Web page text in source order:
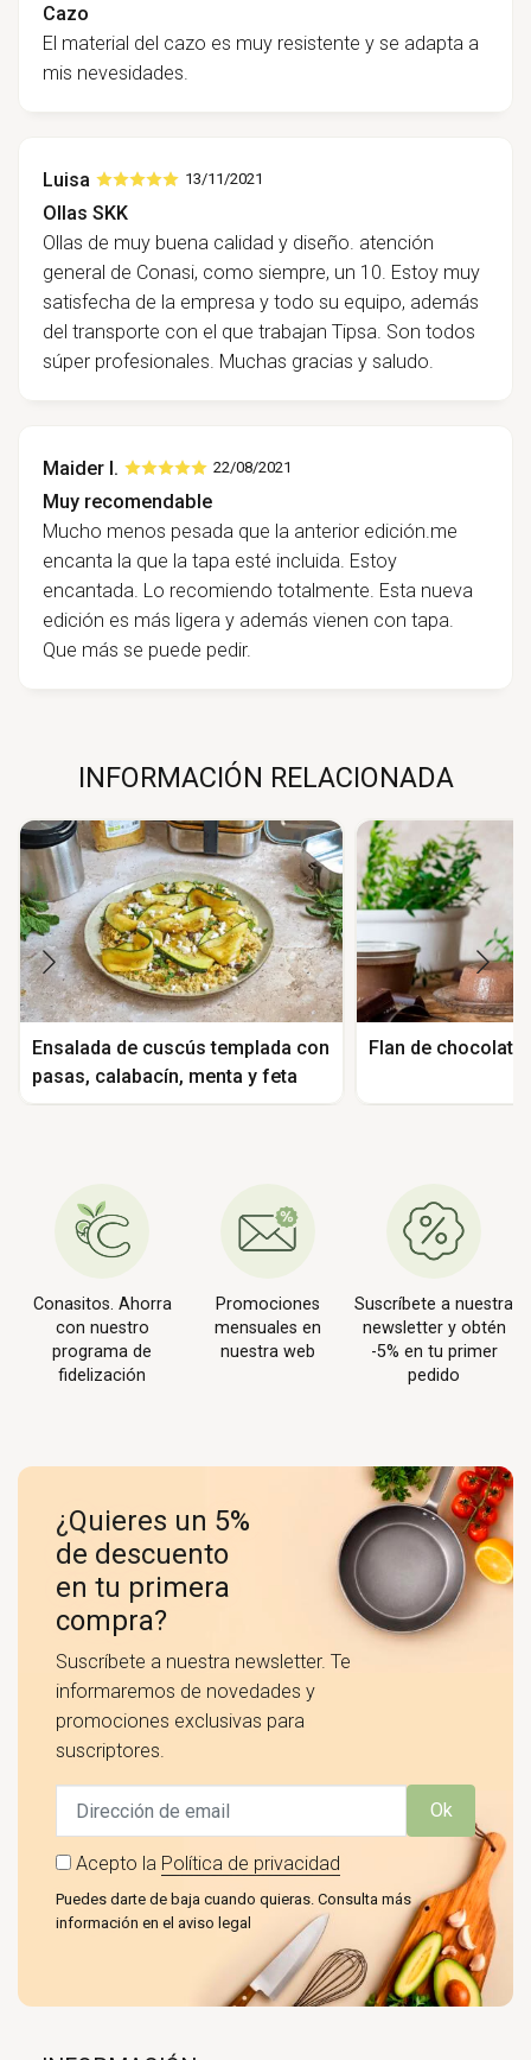
Cazo
El material del cazo es muy resistente y se adapta a
mis nevesidades.
Luisa 13/11/2021
Ollas SKK
Ollas de muy buena calidad y diseño. atención
general de Conasi, como siempre, un 10. Estoy muy
satisfecha de la empresa y todo su equipo, además
del transporte con el que trabajan Tipsa. Son todos
súper profesionales. Muchas gracias y saludo.
Maider I. 22/08/2021
Muy recomendable
Mucho menos pesada que la anterior edición.me
encanta la que la tapa esté incluida. Estoy
encantada. Lo recomiendo totalmente. Esta nueva
edición es más ligera y además vienen con tapa.
Que más se puede pedir.
INFORMACIÓN RELACIONADA
Ensalada de cuscús templada con
pasas, calabacín, menta y feta
Flan de chocolate
Conasitos. Ahorra
con nuestro
programa de
fidelización
Promociones
mensuales en
nuestra web
Suscríbete a nuestra
newsletter y obtén
-5% en tu primer
pedido
¿Quieres un 5%
de descuento
en tu primera
compra?
Suscríbete a nuestra newsletter. Te
informaremos de novedades y
promociones exclusivas para
suscriptores.
Ok
Acepto la Política de privacidad
Puedes darte de baja cuando quieras. Consulta más
información en el aviso legal